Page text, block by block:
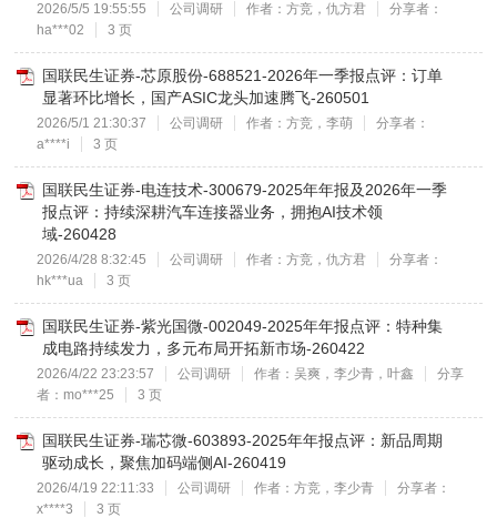
2026/5/5 19:55:55 公司调研 作者：方竞，仇方君
分享者：
ha***02
3 页
国联民生证券-芯原股份-688521-2026年一季报点评：订单
显著环比增长，国产ASIC龙头加速腾飞-260501
2026/5/1 21:30:37 公司调研 作者：方竞，李萌
分享者：
a****i
3 页
国联民生证券-电连技术-300679-2025年年报及2026年一季
报点评：持续深耕汽车连接器业务，拥抱AI技术领
域-260428
2026/4/28 8:32:45 公司调研 作者：方竞，仇方君
分享者：
hk***ua
3 页
国联民生证券-紫光国微-002049-2025年年报点评：特种集
成电路持续发力，多元布局开拓新市场-260422
2026/4/22 23:23:57 公司调研 作者：吴爽，李少青，叶鑫
分享
者：mo***25
3 页
国联民生证券-瑞芯微-603893-2025年年报点评：新品周期
驱动成长，聚焦加码端侧AI-260419
2026/4/19 22:11:33 公司调研 作者：方竞，李少青
分享者：
x****3
3 页